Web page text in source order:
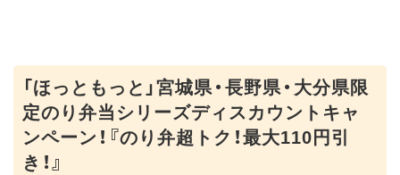
「ほっともっと」宮城県・長野県・大分県限
定のり弁当シリーズディスカウントキャ
ンペーン！『のり弁超トク！最大110円引
き！』